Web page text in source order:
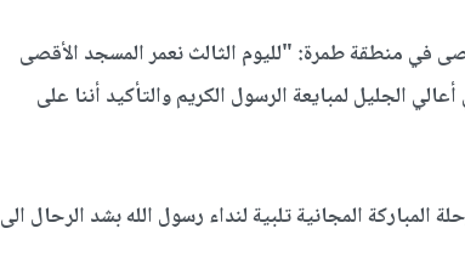
في منطقة طمرة: "لليوم الثالث نعمر المسجد الأقصى
الجليل لمبايعة الرسول الكريم والتأكيد أننا على
المباركة المجانية تلبية لنداء رسول الله بشد الرحال الى